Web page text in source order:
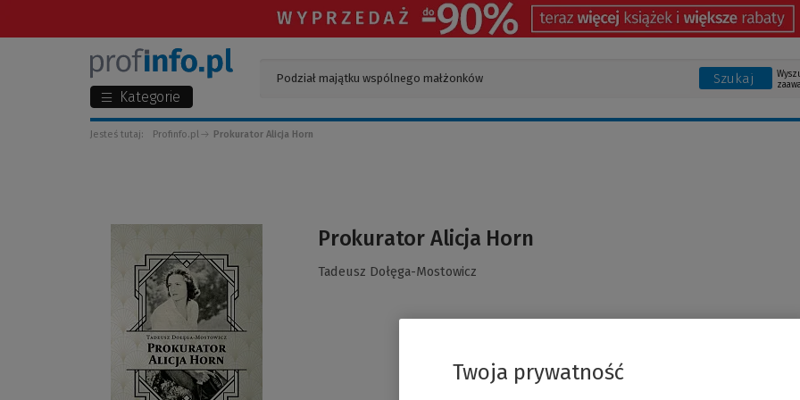
Kategorie
Szukaj
Jesteś tutaj: Profinfo.pl Prokurator Alicja Horn
Prokurator Alicja Horn
Tadeusz Dołęga-Mostowicz
Twoja prywatność